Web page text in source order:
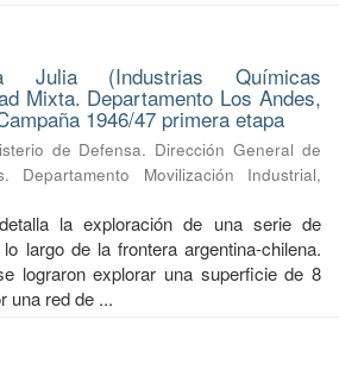
Julia (Industrias Químicas
Mixta. Departamento Los Andes,
1946/47 primera etapa
de Defensa. Dirección General de
Departamento Movilización Industrial,
la exploración de una serie de
largo de la frontera argentina-chilena.
lograron explorar una superficie de 8
una red de ...